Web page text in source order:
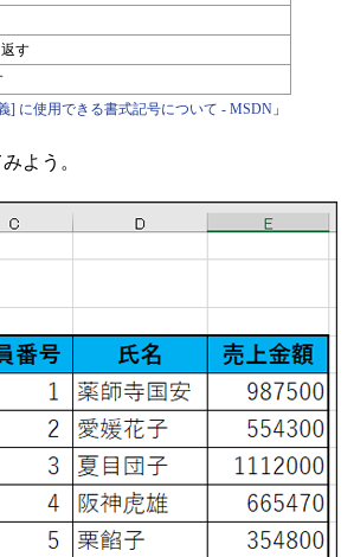
す
] に使用できる書式記号について - MSDN」
よう。